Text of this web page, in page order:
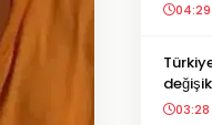
04:29
03:28